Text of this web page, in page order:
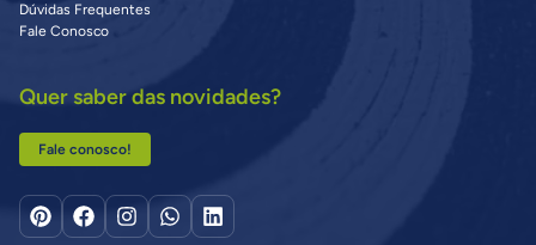
Dúvidas Frequentes
Fale Conosco
Quer saber das novidades?
Fale conosco!